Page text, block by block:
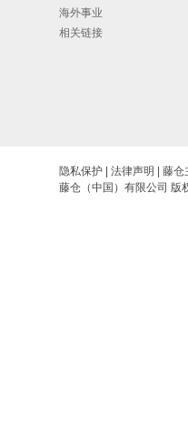
海外事业
相关链接
隐私保护 法律声明
藤仓
藤仓（中国）有限公司 版